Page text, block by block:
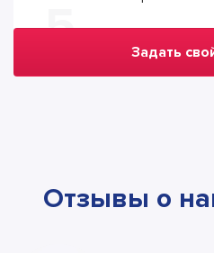
5 Задать
Отзывы о